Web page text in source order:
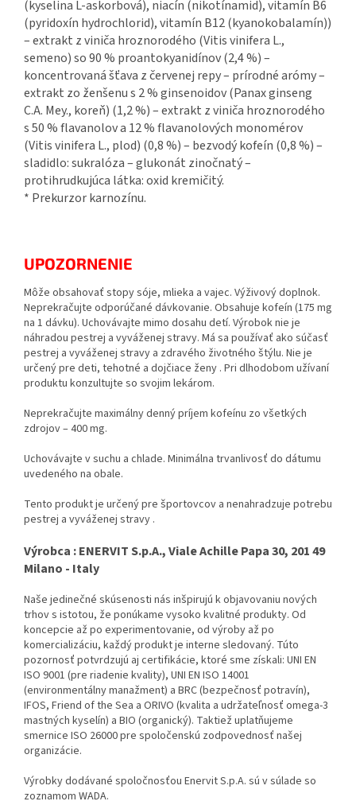
(kyselina L-askorbová), niacín (nikotínamid), vitamín B6
(pyridoxín hydrochlorid), vitamín B12 (kyanokobalamín))
– extrakt z viniča hroznorodého (Vitis vinifera L.,
semeno) so 90 % proantokyanidínov (2,4 %) –
koncentrovaná šťava z červenej repy – prírodné arómy –
extrakt zo ženšenu s 2 % ginsenoidov (Panax ginseng
C.A. Mey., koreň) (1,2 %) – extrakt z viniča hroznorodého
s 50 % flavanolov a 12 % flavanolových monomérov
(Vitis vinifera L., plod) (0,8 %) – bezvodý kofeín (0,8 %) –
sladidlo: sukralóza – glukonát zinočnatý –
protihrudkujúca látka: oxid kremičitý.
* Prekurzor karnozínu.
UPOZORNENIE
Môže obsahovať stopy sóje, mlieka a vajec. Výživový doplnok.
Neprekračujte odporúčané dávkovanie. Obsahuje kofeín (175 mg
na 1 dávku). Uchovávajte mimo dosahu detí. Výrobok nie je
náhradou pestrej a vyváženej stravy. Má sa používať ako súčasť
pestrej a vyváženej stravy a zdravého životného štýlu. Nie je
určený pre deti, tehotné a dojčiace ženy . Pri dlhodobom užívaní
produktu konzultujte so svojim lekárom.
Neprekračujte maximálny denný príjem kofeínu zo všetkých
zdrojov – 400 mg.
Uchovávajte v suchu a chlade. Minimálna trvanlivosť do dátumu
uvedeného na obale.
Tento produkt je určený pre športovcov a nenahradzuje potrebu
pestrej a vyváženej stravy .
Výrobca : ENERVIT S.p.A., Viale Achille Papa 30, 201 49
Milano - Italy
Naše jedinečné skúsenosti nás inšpirujú k objavovaniu nových
trhov s istotou, že ponúkame vysoko kvalitné produkty. Od
koncepcie až po experimentovanie, od výroby až po
komercializáciu, každý produkt je interne sledovaný. Túto
pozornosť potvrdzujú aj certifikácie, ktoré sme získali: UNI EN
ISO 9001 (pre riadenie kvality), UNI EN ISO 14001
(environmentálny manažment) a BRC (bezpečnosť potravín),
IFOS, Friend of the Sea a ORIVO (kvalita a udržateľnosť omega-3
mastných kyselín) a BIO (organický). Taktiež uplatňujeme
smernice ISO 26000 pre spoločenskú zodpovednosť našej
organizácie.
Výrobky dodávané spoločnosťou Enervit S.p.A. sú v súlade so
zoznamom WADA.